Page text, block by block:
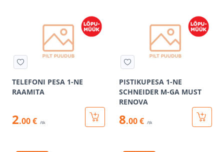
TELEFONI PESA 1-NE
RAAMITA
2.00 € /tk
PISTIKUPESA 1-NE
SCHNEIDER M-GA MUST
RENOVA
8.00 € /tk